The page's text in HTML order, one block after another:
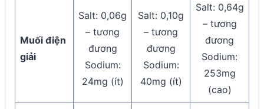
Muối điện
giải
Salt: 0,06g
– tương
đương
Sodium:
24mg (ít)
Salt: 0,10g
– tương
đương
Sodium:
40mg (ít)
Salt: 0,64g
– tương
đương
Sodium:
253mg
(cao)